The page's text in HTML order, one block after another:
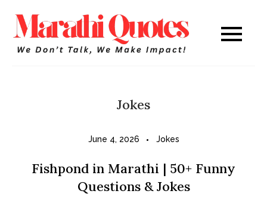
Marathi
WE DON’T TALK,
WE MAKE IMPACT!
Jokes
June 4, 2026 Jokes
Fishpond in Marathi | 50+ Funny
Questions & Jokes